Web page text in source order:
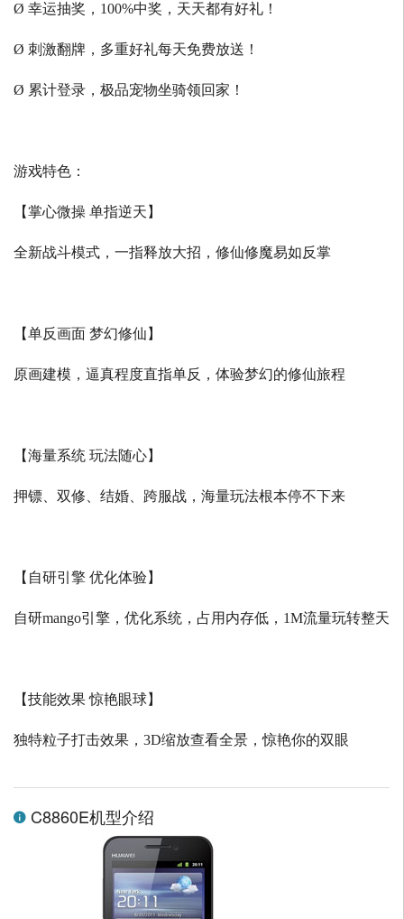
Ø 幸运抽奖，100%中奖，天天都有好礼！
Ø 刺激翻牌，多重好礼每天免费放送！
Ø 累计登录，极品宠物坐骑领回家！
游戏特色：
【掌心微操 单指逆天】
全新战斗模式，一指释放大招，修仙修魔易如反掌
【单反画面 梦幻修仙】
原画建模，逼真程度直指单反，体验梦幻的修仙旅程
【海量系统 玩法随心】
押镖、双修、结婚、跨服战，海量玩法根本停不下来
【自研引擎 优化体验】
自研mango引擎，优化系统，占用内存低， 1M流量玩转整天
【技能效果 惊艳眼球】
独特粒子打击效果， 3D缩放查看全景，惊艳你的双眼
C8860E机型介绍